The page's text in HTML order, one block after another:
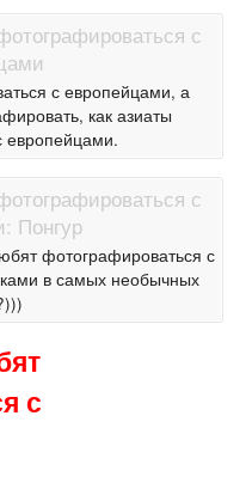
с европейцами, а
как азиаты
европейцами.
фотографироваться с
в самых необычных
с